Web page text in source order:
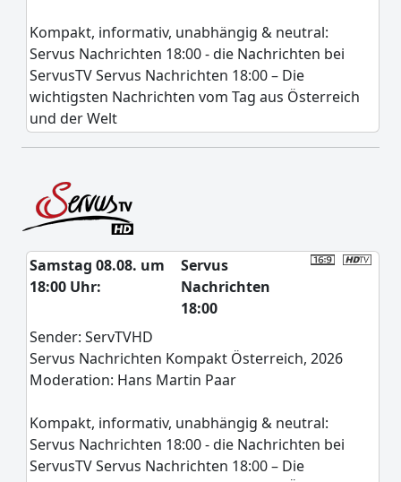
Kompakt, informativ, unabhängig & neutral:
Servus Nachrichten 18:00 - die Nachrichten bei
ServusTV Servus Nachrichten 18:00 – Die
wichtigsten Nachrichten vom Tag aus Österreich
und der Welt
Samstag 08.08. um
18:00 Uhr:
Servus
Nachrichten
18:00
Sender: ServTVHD
Servus Nachrichten Kompakt Österreich, 2026
Moderation: Hans Martin Paar
Kompakt, informativ, unabhängig & neutral:
Servus Nachrichten 18:00 - die Nachrichten bei
ServusTV Servus Nachrichten 18:00 – Die